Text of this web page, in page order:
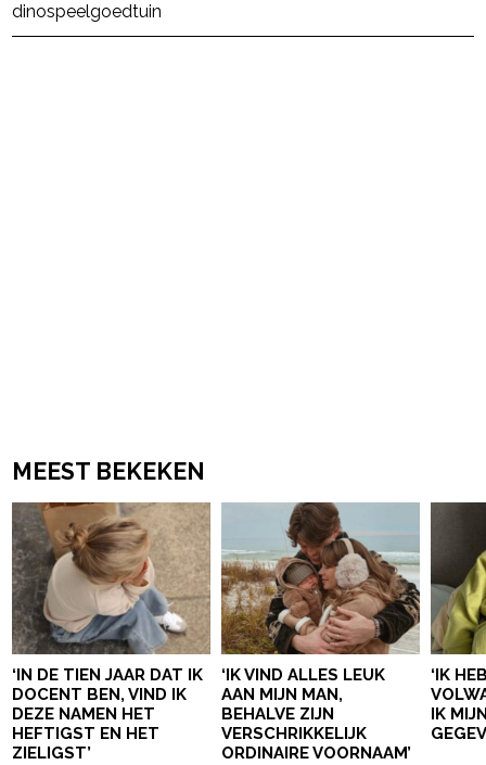
dinospeelgoedtuin
MEEST BEKEKEN
‘IN DE TIEN JAAR DAT IK
DOCENT BEN, VIND IK
DEZE NAMEN HET
HEFTIGST EN HET
ZIELIGST’
‘IK VIND ALLES LEUK
AAN MIJN MAN,
BEHALVE ZIJN
VERSCHRIKKELIJK
ORDINAIRE VOORNAAM’
‘IK
IK